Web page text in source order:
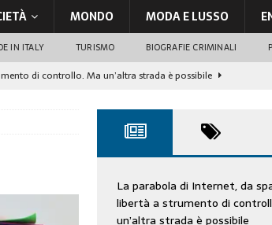
MONDO MODA E LUSSO
IN ITALY TURISMO BIOGRAFIE CRIMINALI
di controllo. Ma un’altra strada è possibile
CINEMA
per prevenirla bisogna cogliere i segnali deboli”
La parabola di Internet, da
libertà a strumento di
un’altra strada è possibile